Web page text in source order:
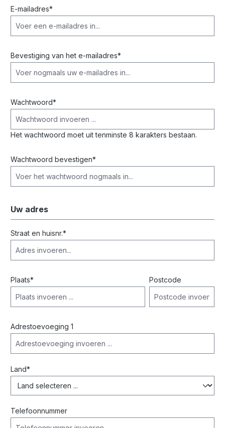
E-mailadres*
Bevestiging van het e-mailadres*
Wachtwoord*
Het wachtwoord moet uit tenminste 8 karakters bestaan.
Wachtwoord bevestigen*
Uw adres
Straat en huisnr.*
Plaats* Postcode
Adrestoevoeging 1
Land*
Telefoonnummer